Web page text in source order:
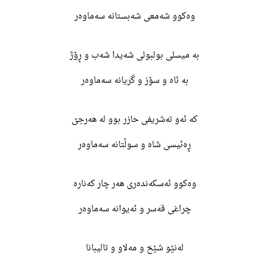
وەکوو شەمعی شەبستانە سەماوەر
بە میسلی بولبولی شەیدا شەب و ڕۆژ
بە ئاه و سۆز و گریانە سەماوەر
کە ئەو تەشریفی حازر بوو لە هەرجێ
ڕەئیسی شاه و سوڵتانە سەماوەر
وەکوو ئەسکەندەری هەر چار کەنارە
چراغی قەسر و ئەیوانە سەماوەر
لەنێو شێخ و مەلاو و تالیبانا